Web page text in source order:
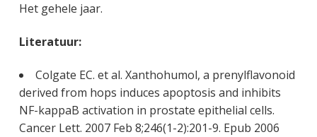
Het gehele jaar.
Literatuur:
Colgate EC. et al. Xanthohumol, a prenylflavonoid
derived from hops induces apoptosis and inhibits
NF-kappaB activation in prostate epithelial cells.
Cancer Lett. 2007 Feb 8;246(1-2):201-9. Epub 2006